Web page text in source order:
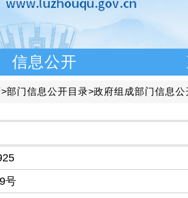
信息公开
>部门信息公开目录>政府组成部门信息公
号